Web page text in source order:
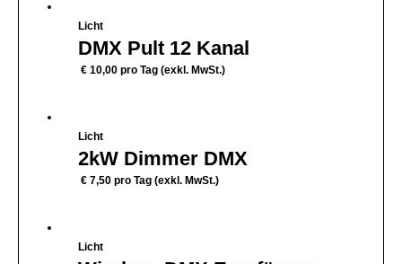
Licht
DMX Pult 12 Kanal
€ 10,00 pro Tag (exkl. MwSt.)
Licht
2kW Dimmer DMX
€ 7,50 pro Tag (exkl. MwSt.)
Licht